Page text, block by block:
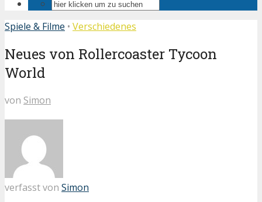
Spiele & Filme • Verschiedenes
Neues von Rollercoaster Tycoon
World
von Simon
verfasst von Simon